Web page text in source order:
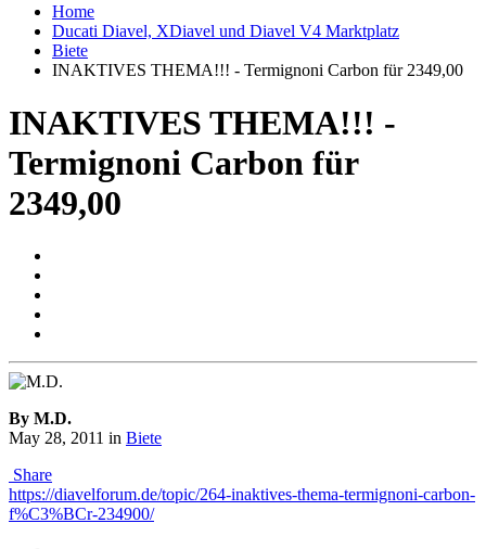
Home
Ducati Diavel, XDiavel und Diavel V4 Marktplatz
Biete
INAKTIVES THEMA!!! - Termignoni Carbon für 2349,00
INAKTIVES THEMA!!! -
Termignoni Carbon für
2349,00
By M.D.
May 28, 2011 in Biete
Share
https://diavelforum.de/topic/264-inaktives-thema-termignoni-carbon-
f%C3%BCr-234900/